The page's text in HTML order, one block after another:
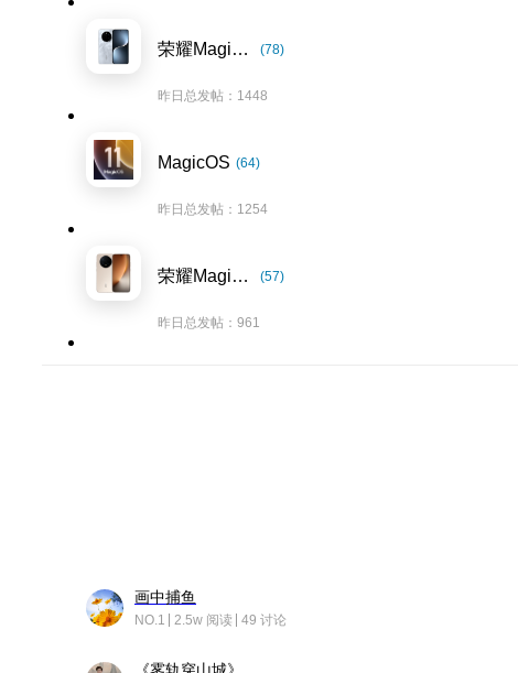
荣耀Magic7系列 (78)
昨日总发帖：1448
MagicOS (64)
昨日总发帖：1254
荣耀Magic8系列 (57)
昨日总发帖：961
画中捕鱼
NO.1 2.5w 阅读 49 讨论